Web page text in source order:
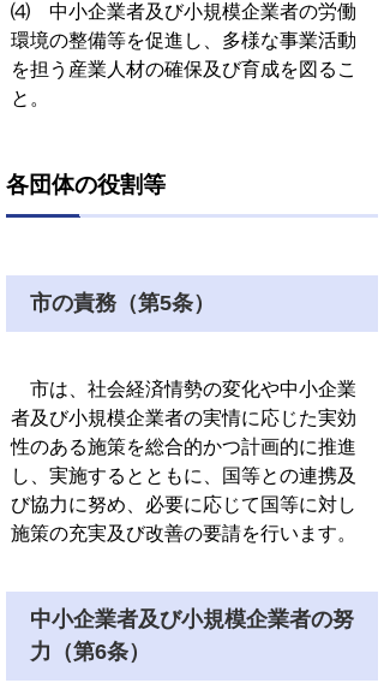
⑷ 中小企業者及び小規模企業者の労働
環境の整備等を促進し、多様な事業活動
を担う産業人材の確保及び育成を図るこ
と。
各団体の役割等
市の責務（第5条）
市は、社会経済情勢の変化や中小企業
者及び小規模企業者の実情に応じた実効
性のある施策を総合的かつ計画的に推進
し、実施するとともに、国等との連携及
び協力に努め、必要に応じて国等に対し
施策の充実及び改善の要請を行います。
中小企業者及び小規模企業者の努
力（第6条）